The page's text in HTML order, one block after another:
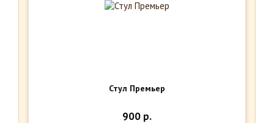
Стул Премьер
900 р.